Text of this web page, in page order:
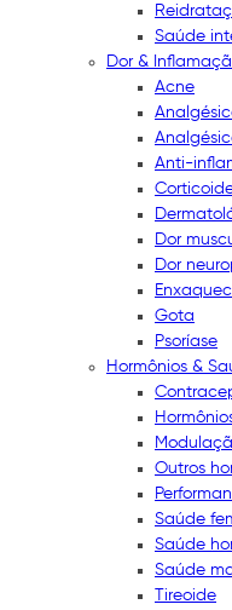
Saúde
Dor &
Acne
Anti-
Dor
Dor
Gota
Psoríase
Hormônios &
Outros
Saúde
Saúde
Saúde
Tireoide